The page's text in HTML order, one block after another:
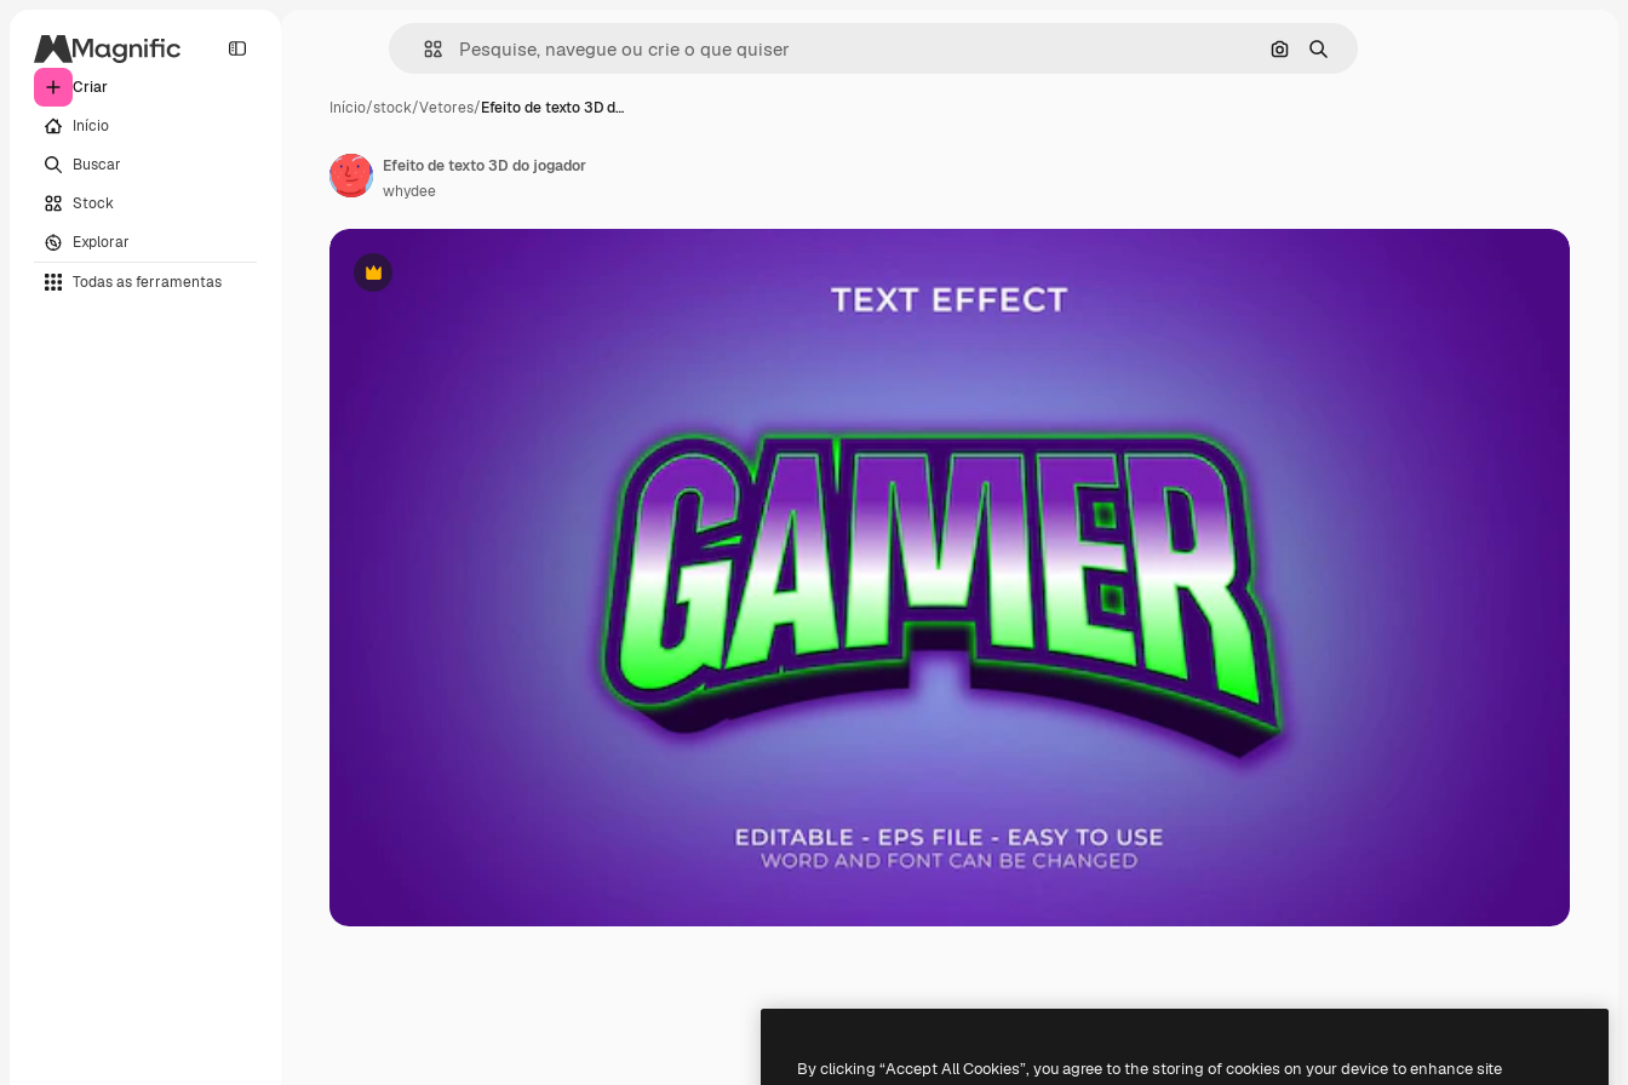
Criar
Início
Buscar
Stock
Explorar
Todas as ferramentas
Pesquisar por imagem
Buscar
Início/stock/Vetores/Efeito de texto 3D d…
Premium
Efeito de texto 3D do jogador
whydee
By clicking “Accept All Cookies”, you agree to the storing of cookies on your device to enhance site